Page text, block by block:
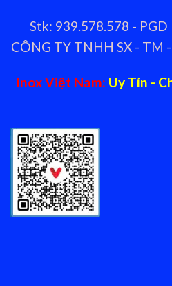
Stk: 939.578.578 - PGD
CÔNG TY TNHH SX - TM
Inox Việt Nam: Uy Tín -